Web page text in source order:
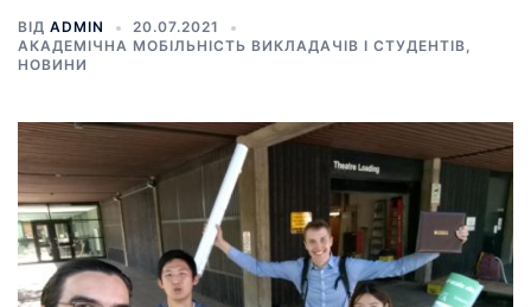
ВІД ADMIN
20.07.2021
АКАДЕМІЧНА МОБІЛЬНІСТЬ ВИКЛАДАЧІВ І СТУДЕНТІВ,
НОВИНИ